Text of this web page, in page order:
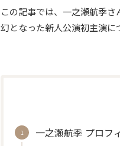
この記事では、一之瀬航季さ
幻となった新人公演初主演に
一之瀬航季 プロフ